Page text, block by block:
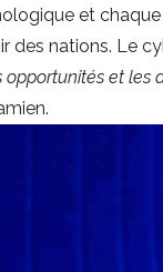
et
des nations. Le
opportunités et les